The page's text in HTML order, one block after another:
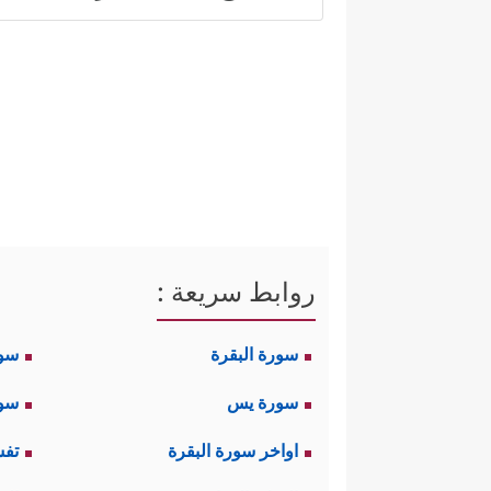
ثانيًا: العدل، وهي القيمة التي
بِٱلۡقِسۡطِ شُهَدَاۤءَ لِلَّهِ وَلَوۡ عَلَىٰۤ أَنفُسِكُمۡ أَوِ ٱلۡوَ
تَمِیلُواْ كُلَّ ٱلۡمَیۡلِ فَتَذَرُوهَا كَٱلۡمُعَلَّقَةِۚ﴾
لأنكم إن عُذِرتم في الأول فلن
ثالثًا: الصلح، وهو القيمة
روابط سريعة :
سورة البقرة
سورة يس
اواخر سورة البقرة